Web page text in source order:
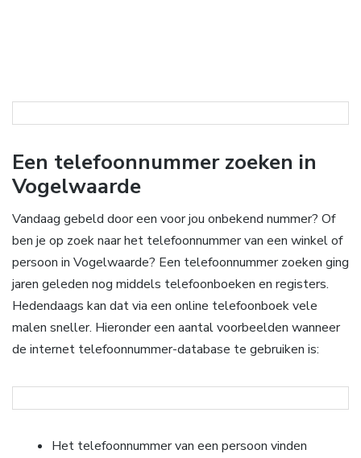
Een telefoonnummer zoeken in
Vogelwaarde
Vandaag gebeld door een voor jou onbekend nummer? Of
ben je op zoek naar het telefoonnummer van een winkel of
persoon in Vogelwaarde? Een telefoonnummer zoeken ging
jaren geleden nog middels telefoonboeken en registers.
Hedendaags kan dat via een online telefoonboek vele
malen sneller. Hieronder een aantal voorbeelden wanneer
de internet telefoonnummer-database te gebruiken is:
Het telefoonnummer van een persoon vinden